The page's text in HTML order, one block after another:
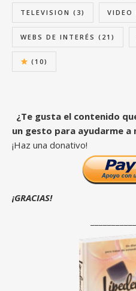
TELEVISION (3) VIDEO
WEBS DE INTERÉS (21)
(10)
¿Te gusta el contenido
un gesto para ayudarme a
¡Haz una donativo!
¡GRACIAS!